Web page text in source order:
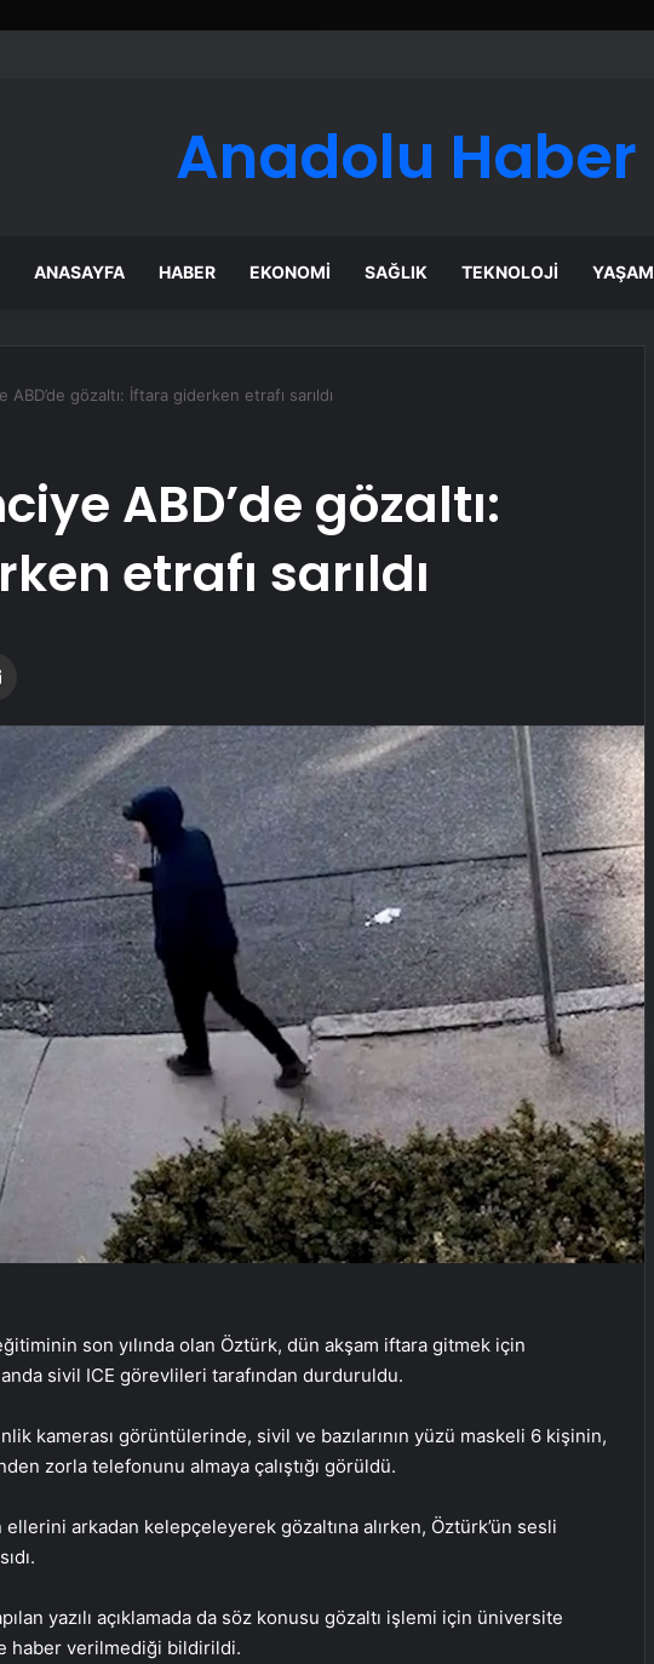
Davasında Gözler Temmuz Ayındaki Karar Duruşmasına Çevrildi
Anadolu Haber
ANASAYFA HABER EKONOMI SAĞLIK TEKNOLOJI YAŞAM
ABD’de gözaltı: İftara giderken etrafı sarıldı
ABD’de gözaltı:
etrafı sarıldı
son yılında olan Öztürk, dün akşam iftara gitmek için
anda sivil ICE görevlileri tarafından durduruldu.
kamerası görüntülerinde, sivil ve bazılarının yüzü maskeli 6 kişinin,
zorla telefonunu almaya çalıştığı görüldü.
arkadan kelepçeleyerek gözaltına alırken, Öztürk’ün sesli
yazılı açıklamada da söz konusu gözaltı işlemi için üniversite
haber verilmediği bildirildi.